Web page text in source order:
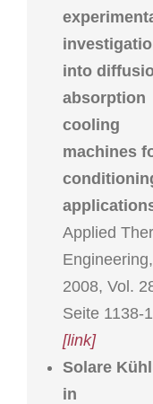
into
absorption
cooling
machines
Applied
Engineering,
2008, Vol.
Seite 1138-
[link]
Solare
in